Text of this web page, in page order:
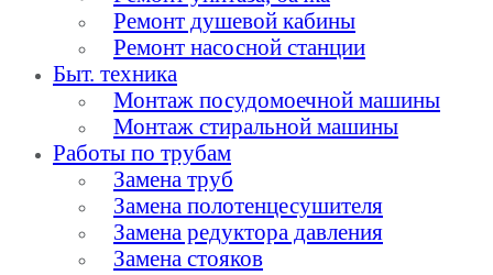
Ремонт душевой кабины
Ремонт насосной станции
Быт. техника
Монтаж посудомоечной машины
Монтаж стиральной машины
Работы по трубам
Замена труб
Замена полотенцесушителя
Замена редуктора давления
Замена стояков